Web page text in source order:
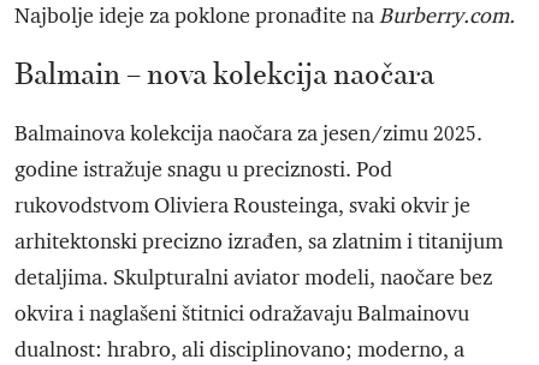
Najbolje ideje za poklone pronađite naBurberry.com.
Balmain – nova kolekcija naočara
Balmainova kolekcija naočara za jesen/zimu 2025.
godine istražuje snagu u preciznosti. Pod
rukovodstvom Oliviera Rousteinga, svaki okvir je
arhitektonski precizno izrađen, sa zlatnim i titanijum
detaljima. Skulpturalni aviator modeli, naočare bez
okvira i naglašeni štitnici odražavaju Balmainovu
dualnost: hrabro, ali disciplinovano; moderno, a